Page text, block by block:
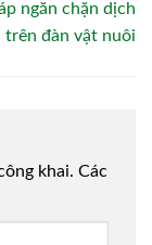
ngăn chặn dịch
trên đàn vật nuôi
khai. Các